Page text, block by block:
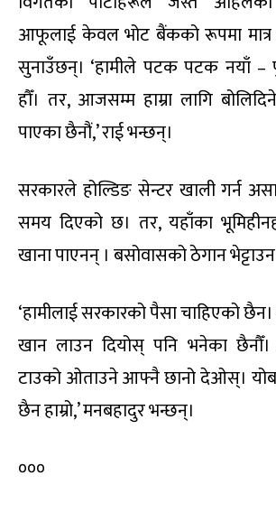
आफूलाई केवल भोट बैंकको रूपमा मात्र
सुनाउँछन्। ‘हामीले पटक पटक नयाँ –
हौँ। तर, आजसम्म हाम्रा लागि
पाएका छैनौं,’ राई भन्छन्।
सरकारले होल्डिङ सेन्टर खाली गर्न
समय दिएको छ। तर, यहाँका
खाना पाएनन् । बसोवासको ठेगान
‘हामीलाई सरकारको पैसा चाहिएको
खान लाउन दियोस् पनि भनेका
टाउको ओताउने आफ्नै छानो देओस्।
छैन हाम्रो,’ मनबहादुर भन्छन्।
०००